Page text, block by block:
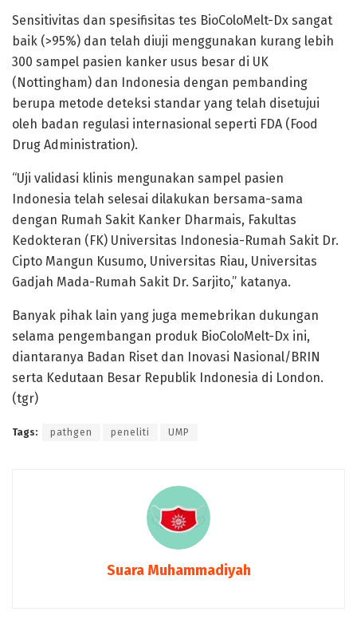
Sensitivitas dan spesifisitas tes BioColoMelt-Dx sangat
baik (>95%) dan telah diuji menggunakan kurang lebih
300 sampel pasien kanker usus besar di UK
(Nottingham) dan Indonesia dengan pembanding
berupa metode deteksi standar yang telah disetujui
oleh badan regulasi internasional seperti FDA (Food
Drug Administration).
“Uji validasi klinis mengunakan sampel pasien
Indonesia telah selesai dilakukan bersama-sama
dengan Rumah Sakit Kanker Dharmais, Fakultas
Kedokteran (FK) Universitas Indonesia-Rumah Sakit Dr.
Cipto Mangun Kusumo, Universitas Riau, Universitas
Gadjah Mada-Rumah Sakit Dr. Sarjito,” katanya.
Banyak pihak lain yang juga memebrikan dukungan
selama pengembangan produk BioColoMelt-Dx ini,
diantaranya Badan Riset dan Inovasi Nasional/BRIN
serta Kedutaan Besar Republik Indonesia di London.
(tgr)
Tags: pathgen peneliti UMP
Suara Muhammadiyah